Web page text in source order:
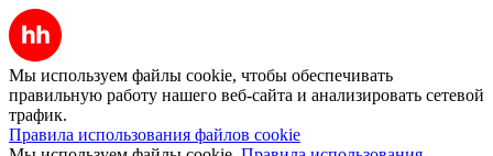
Мы используем файлы cookie, чтобы обеспечивать
правильную работу нашего веб-сайта и анализировать сетевой
трафик.
Правила использования файлов cookie